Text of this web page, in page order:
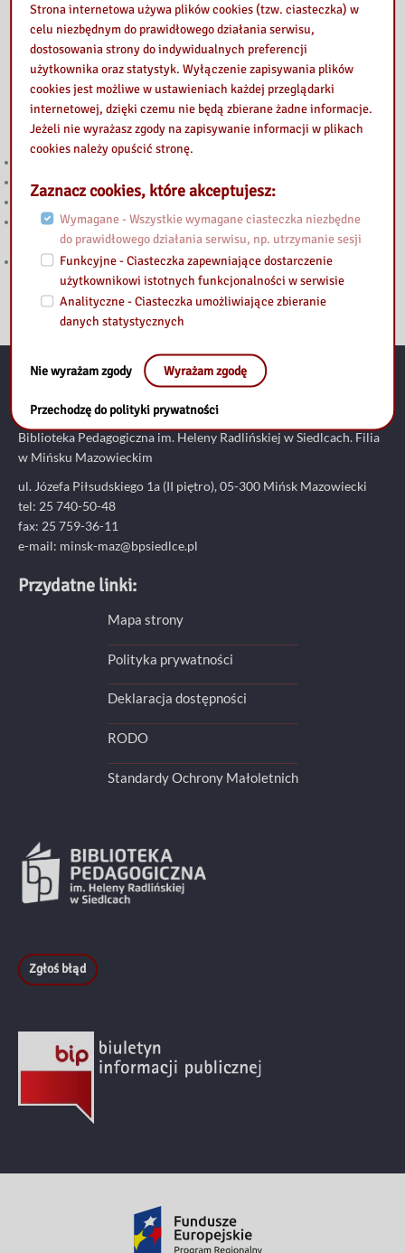
Przeczytaj
Wakacje z książką w bibliotece
Wakacyjne spotkanie z nowymi technologiami w bibliotece
Kreatywne warsztaty w Domu Dziennego Pobytu w Mińsku
Mazowieckim
Bezpieczeństwo w sieci – biblioteczny pokój zagadek
Biblioteka Pedagogiczna im. Heleny Radlińskiej w Siedlcach. Filia
w Mińsku Mazowieckim
ul. Józefa Piłsudskiego 1a (II piętro), 05-300 Mińsk Mazowiecki
tel: 25 740-50-48
fax: 25 759-36-11
e-mail: minsk-maz@bpsiedlce.pl
Przydatne linki:
Mapa strony
Polityka prywatności
Deklaracja dostępności
RODO
Standardy Ochrony Małoletnich
Zgłoś błąd
Strona internetowa używa plików cookies (tzw. ciasteczka) w
celu niezbędnym do prawidłowego działania serwisu,
dostosowania strony do indywidualnych preferencji
użytkownika oraz statystyk. Wyłączenie zapisywania plików
cookies jest możliwe w ustawieniach każdej przeglądarki
internetowej, dzięki czemu nie będą zbierane żadne informacje.
Jeżeli nie wyrażasz zgody na zapisywanie informacji w plikach
cookies należy opuścić stronę.
Zaznacz cookies, które akceptujesz:
Wymagane - Wszystkie wymagane ciasteczka niezbędne
do prawidłowego działania serwisu, np. utrzymanie sesji
Funkcyjne - Ciasteczka zapewniające dostarczenie
użytkownikowi istotnych funkcjonalności w serwisie
Analityczne - Ciasteczka umożliwiające zbieranie
danych statystycznych
Nie wyrażam zgody Wyrażam zgodę
Przechodzę do polityki prywatności